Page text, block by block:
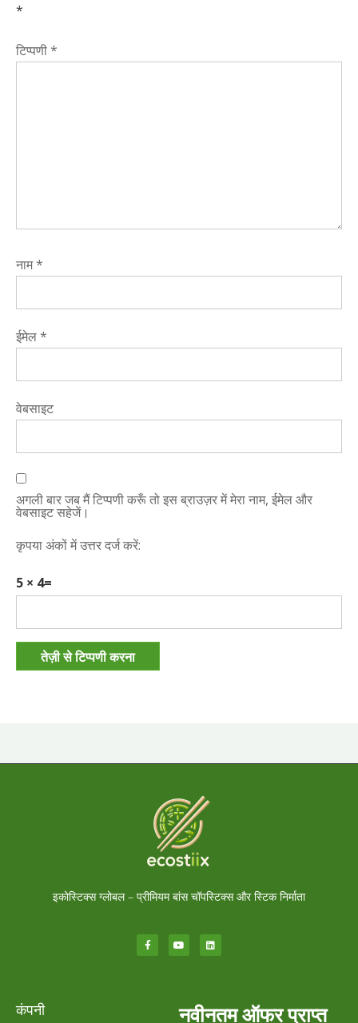
*
टिप्पणी*
नाम*
ईमेल*
वेबसाइट
अगली बार जब मैं टिप्पणी करूँ तो इस ब्राउज़र में मेरा नाम, ईमेल और
वेबसाइट सहेजें।
कृपया अंकों में उत्तर दर्ज करें:
5 × 4=
इकोस्टिक्स ग्लोबल – प्रीमियम बांस चॉपस्टिक्स और स्टिक निर्माता
कंपनी नवीनतम ऑफर प्राप्त